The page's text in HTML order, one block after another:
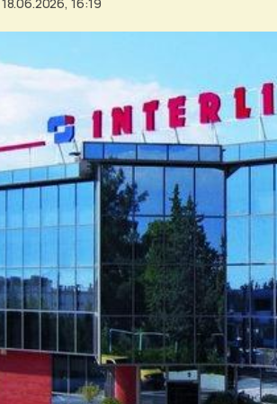
18.06.2026, 16:19